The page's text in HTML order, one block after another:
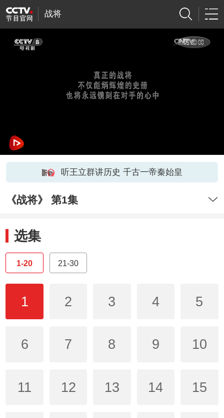
战将
听王立群讲历史 千古一帝秦始皇
《战将》 第1集
选集
1-20 21-30
1 2 3 4 5
6 7 8 9 10
11 12 13 14 15